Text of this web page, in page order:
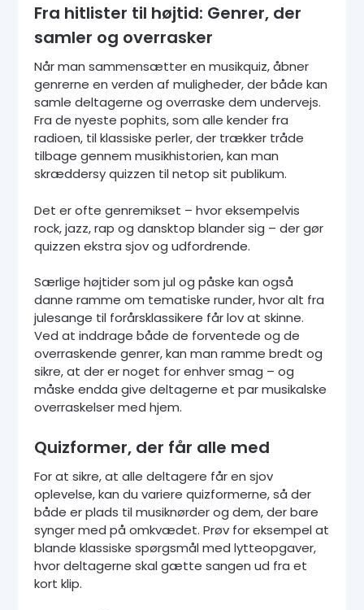
Fra hitlister til højtid: Genrer, der
samler og overrasker
Når man sammensætter en musikquiz, åbner
genrerne en verden af muligheder, der både kan
samle deltagerne og overraske dem undervejs.
Fra de nyeste pophits, som alle kender fra
radioen, til klassiske perler, der trækker tråde
tilbage gennem musikhistorien, kan man
skræddersy quizzen til netop sit publikum.
Det er ofte genremikset – hvor eksempelvis
rock, jazz, rap og dansktop blander sig – der gør
quizzen ekstra sjov og udfordrende.
Særlige højtider som jul og påske kan også
danne ramme om tematiske runder, hvor alt fra
julesange til forårsklassikere får lov at skinne.
Ved at inddrage både de forventede og de
overraskende genrer, kan man ramme bredt og
sikre, at der er noget for enhver smag – og
måske endda give deltagerne et par musikalske
overraskelser med hjem.
Quizformer, der får alle med
For at sikre, at alle deltagere får en sjov
oplevelse, kan du variere quizformerne, så der
både er plads til musiknørder og dem, der bare
synger med på omkvædet. Prøv for eksempel at
blande klassiske spørgsmål med lytteopgaver,
hvor deltagerne skal gætte sangen ud fra et
kort klip.